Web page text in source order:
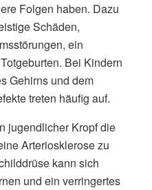
Folgen haben. Dazu
Schäden,
ein
Bei Kindern
Gehirns und dem
treten häufig auf.
jugendlicher Kropf die
Arteriosklerose zu
kann sich
und ein verringertes